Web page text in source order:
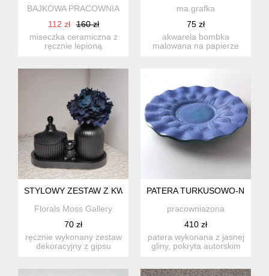
BAJKOWA PRACOWNIA
112 zł
160 zł
miseczka ceramiczna z
ręcznie lepioną
ma.grafka
75 zł
akwarela bombka
malowana na papierze
STYLOWY ZESTAW Z KWIATAMI
Florals Moss Gallery
70 zł
ręcznie wykonany zestaw
dekoracyjny z gipsu
PATERA TURKUSOWO-
pracowniazona
410 zł
patera wykonana z jasnej
gliny, pokryta autorskim